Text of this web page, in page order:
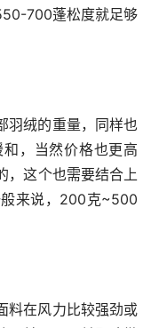
700蓬松度就足够
羽绒的重量，同样也
，当然价格也更高
，这个也需要结合上
来说，200克~500
料在风力比较强劲或